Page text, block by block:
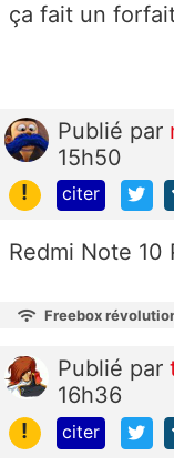
ça fait un
Publié par
15h50
!
citer
Redmi Note 10
Freebox
Publié par
16h36
!
citer